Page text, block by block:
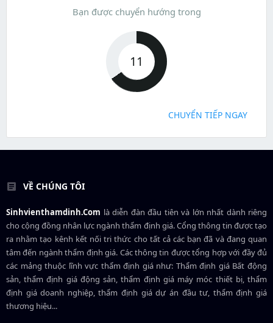
Bạn được chuyển hướng trong
11
CHUYỂN TIẾP NGAY
VỀ CHÚNG TÔI
Sinhvienthamdinh.Com là diễn đàn đầu tiên và lớn nhất dành riêng
cho cộng đồng nhân lực ngànhthẩm định giá. Cổng thông tin được tạo
ra nhằm tạo kênh kết nối tri thức cho tất cả các bạn đã và đang quan
tâm đến ngành thẩm định giá. Các thông tin được tổng hợp với đầy đủ
các mảng thuộc lĩnh vực thẩm định giá như: Thẩm định giá Bất động
sản, thẩm định giá động sản, thẩm định giá máy móc thiết bị, thẩm
định giá doanh nghiệp, thẩm định giá dự án đầu tư, thẩm định giá
thương hiệu...